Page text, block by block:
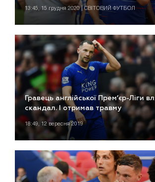
13:45, 15 грудня 2020 | СВІТОВИЙ ФУТБОЛ
Гравець англійської Прем’єр-Ліги
скандал. І отримав травму
18:49, 12 вересня 2019